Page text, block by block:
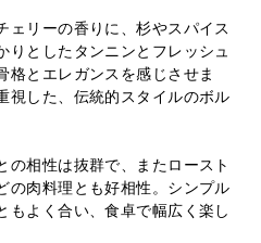
ェリーの香りに、杉やスパイス
りとしたタンニンとフレッシュ
格とエレガンスを感じさせま
視した、伝統的スタイルのボル
の相性は抜群で、またロースト
の肉料理とも好相性。シンプル
もよく合い、食卓で幅広く楽し